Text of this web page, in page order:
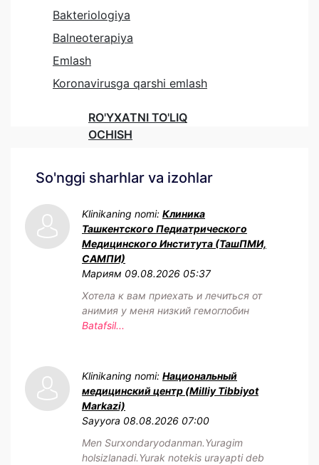
Bakteriologiya
Balneoterapiya
Emlash
Koronavirusga qarshi emlash
RO'YXATNI TO'LIQ
OCHISH
So'nggi sharhlar va izohlar
Klinikaning nomi: Клиника
Ташкентского Педиатрического
Медицинского Института (ТашПМИ,
САМПИ)
Мариям 09.08.2026 05:37
Хотела к вам приехать и лечиться от
анимия у меня низкий гемоглобин
Batafsil...
Klinikaning nomi: Национальный
медицинский центр (Milliy Tibbiyot
Markazi)
Sayyora 08.08.2026 07:00
Men Surxondaryodanman.Yuragim
holsizlanadi.Yurak notekis urayapti deb